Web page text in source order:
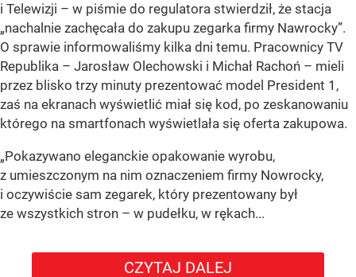
i Telewizji – w piśmie do regulatora stwierdził, że stacja
„nachalnie zachęcała do zakupu zegarka firmy Nawrocky”.
O sprawie informowaliśmy kilka dni temu. Pracownicy TV
Republika – Jarosław Olechowski i Michał Rachoń – mieli
przez blisko trzy minuty prezentować model President 1,
zaś na ekranach wyświetlić miał się kod, po zeskanowaniu
którego na smartfonach wyświetlała się oferta zakupowa.
„Pokazywano eleganckie opakowanie wyrobu,
z umieszczonym na nim oznaczeniem firmy Nowrocky,
i oczywiście sam zegarek, który prezentowany był
ze wszystkich stron – w pudełku, w rękach...
CZYTAJ DALEJ